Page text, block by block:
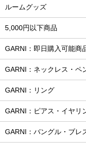
ルームグッズ
5,000円以下商品
GARNI：即日購入可能商
GARNI：ネックレス・ペ
GARNI：リング
GARNI：ピアス・イヤリ
GARNI：バングル・ブレ